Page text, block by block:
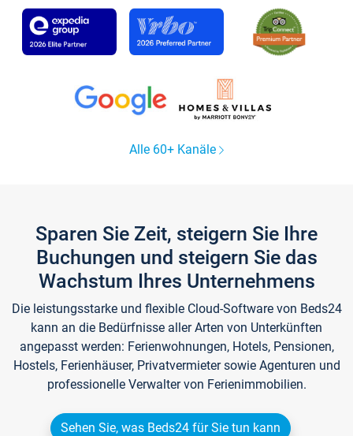
Alle 60+ Kanäle
Sparen Sie Zeit, steigern Sie Ihre
Buchungen und steigern Sie das
Wachstum Ihres Unternehmens
Die leistungsstarke und flexible Cloud-Software von Beds24
kann an die Bedürfnisse aller Arten von Unterkünften
angepasst werden: Ferienwohnungen, Hotels, Pensionen,
Hostels, Ferienhäuser, Privatvermieter sowie Agenturen und
professionelle Verwalter von Ferienimmobilien.
Sehen Sie, was Beds24 für Sie tun kann